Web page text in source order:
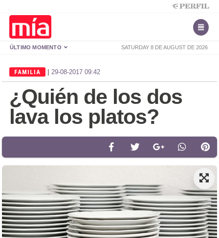
SATURDAY 8 DE AUGUST DE 2026
ÚLTIMO MOMENTO
FAMILIA | 29-08-2017 09:42
¿Quién de los dos
lava los platos?